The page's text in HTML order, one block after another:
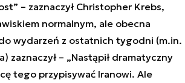
– zaznaczył Christopher Krebs,
normalnym, ale obecna
wydarzeń z ostatnich tygodni (m.in.
– „Nastąpił dramatyczny
tego przypisywać Iranowi. Ale